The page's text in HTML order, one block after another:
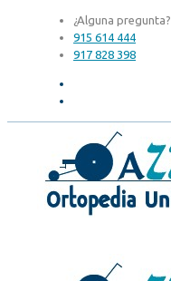
¿Alguna pregunta?
915 614 444
917 828 398